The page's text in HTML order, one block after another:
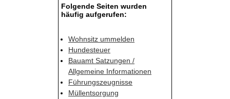
Folgende Seiten wurden
häufig aufgerufen:
Wohnsitz ummelden
Hundesteuer
Bauamt Satzungen /
Allgemeine Informationen
Führungszeugnisse
Müllentsorgung